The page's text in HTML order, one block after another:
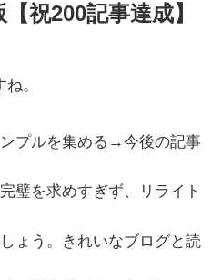
祝200記事達成】
。
プルを集める→今後の記事
璧を求めすぎず、リライト
ょう。きれいなブログと読